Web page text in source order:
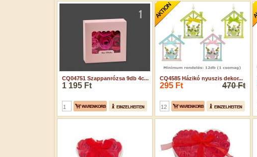
CQ04751 Szappanrózsa 9db 4c...
1 195 Ft
CQ4585 Házikó nyuszis dekor...
295 Ft 470 Ft